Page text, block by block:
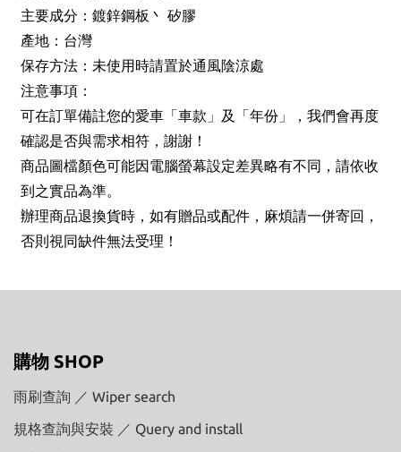
主要成分：鍍鋅鋼板丶 矽膠
產地：台灣
保存方法：未使用時請置於通風陰涼處
注意事項：
可在訂單備註您的愛車「車款」及「年份」，我們會再度
確認是否與需求相符，謝謝！
商品圖檔顏色可能因電腦螢幕設定差異略有不同，請依收
到之實品為準。
辦理商品退換貨時，如有贈品或配件，麻煩請一併寄回，
否則視同缺件無法受理！
購物 SHOP
雨刷查詢 ／ Wiper search
規格查詢與安裝 ／ Query and install